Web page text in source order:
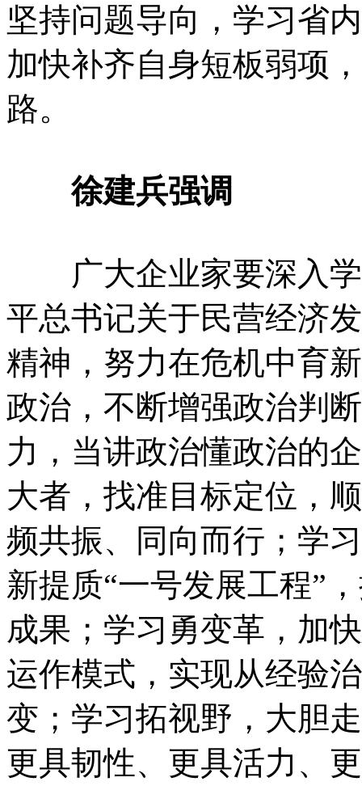
坚持问题导向，学习省
加快补齐自身短板弱项
路。
徐建兵强调
广大企业家要深入学
平总书记关于民营经济
精神，努力在危机中育
政治，不断增强政治判
力，当讲政治懂政治的
大者，找准目标定位，
频共振、同向而行；学
新提质“一号发展工程”
成果；学习勇变革，加
运作模式，实现从经验
变；学习拓视野，大胆
更具韧性、更具活力、